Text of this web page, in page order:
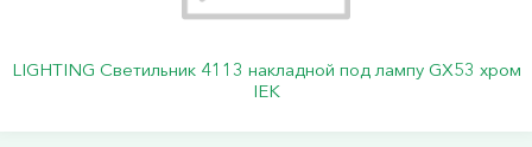
LIGHTING Светильник 4113 накладной под лампу GX53 хром
IEK